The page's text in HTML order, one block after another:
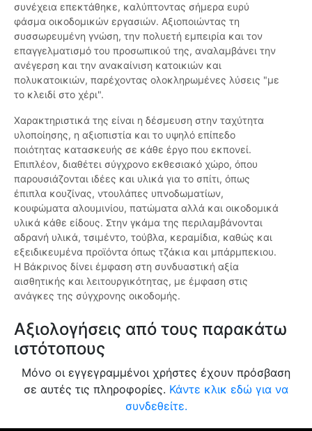
συνέχεια επεκτάθηκε, καλύπτοντας σήμερα ευρύ
φάσμα οικοδομικών εργασιών. Αξιοποιώντας τη
συσσωρευμένη γνώση, την πολυετή εμπειρία και τον
επαγγελματισμό του προσωπικού της, αναλαμβάνει την
ανέγερση και την ανακαίνιση κατοικιών και
πολυκατοικιών, παρέχοντας ολοκληρωμένες λύσεις "με
το κλειδί στο χέρι".
Χαρακτηριστικά της είναι η δέσμευση στην ταχύτητα
υλοποίησης, η αξιοπιστία και το υψηλό επίπεδο
ποιότητας κατασκευής σε κάθε έργο που εκπονεί.
Επιπλέον, διαθέτει σύγχρονο εκθεσιακό χώρο, όπου
παρουσιάζονται ιδέες και υλικά για το σπίτι, όπως
έπιπλα κουζίνας, ντουλάπες υπνοδωματίων,
κουφώματα αλουμινίου, πατώματα αλλά και οικοδομικά
υλικά κάθε είδους. Στην γκάμα της περιλαμβάνονται
αδρανή υλικά, τσιμέντο, τούβλα, κεραμίδια, καθώς και
εξειδικευμένα προϊόντα όπως τζάκια και μπάρμπεκιου.
Η Βάκρινος δίνει έμφαση στη συνδυαστική αξία
αισθητικής και λειτουργικότητας, με έμφαση στις
ανάγκες της σύγχρονης οικοδομής.
Αξιολογήσεις από τους παρακάτω
ιστότοπους
Μόνο οι εγγεγραμμένοι χρήστες έχουν πρόσβαση
σε αυτές τις πληροφορίες. Κάντε κλικ εδώ για να
συνδεθείτε.